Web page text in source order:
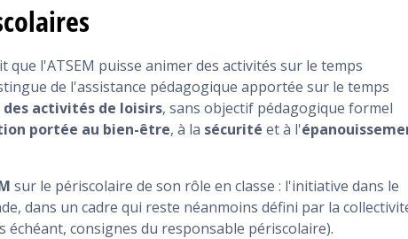
l'ATSEM puisse animer des activités sur le temps
de l'assistance pédagogique apportée sur le temps
des activités de loisirs, sans objectif pédagogique formel
portée au bien-être, à la sécurité et à l'
sur le périscolaire de son rôle en classe : l'initiative dans le
dans un cadre qui reste néanmoins défini par la
consignes du responsable périscolaire).